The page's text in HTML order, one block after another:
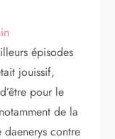
épisodes
jouissif,
pour le
de la
daenerys contre